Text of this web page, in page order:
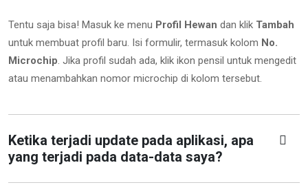
Tentu saja bisa! Masuk ke menu Profil Hewan dan klik Tambah
untuk membuat profil baru. Isi formulir, termasuk kolom No.
Microchip. Jika profil sudah ada, klik ikon pensil untuk mengedit
atau menambahkan nomor microchip di kolom tersebut.
Ketika terjadi update pada aplikasi, apa
yang terjadi pada data-data saya?